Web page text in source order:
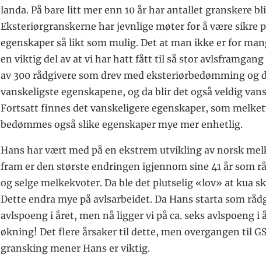
landa. På bare litt mer enn 10 år har antallet granskere
Eksteriørgranskerne har jevnlige møter for å være sikre
egenskaper så likt som mulig. Det at man ikke er for
en viktig del av at vi har hatt fått til så stor avlsframgang
av 300 rådgivere som drev med eksteriørbedømming og
vanskeligste egenskapene, og da blir det også veldig
Fortsatt finnes det vanskeligere egenskaper, som
bedømmes også slike egenskaper mye mer enhetlig.
Hans har vært med på en ekstrem utvikling av norsk
fram er den største endringen igjennom sine 41 år som
og selge melkekvoter. Da ble det plutselig «lov» at kua
Dette endra mye på avlsarbeidet. Da Hans starta som
avlspoeng i året, men nå ligger vi på ca. seks avlspoeng i
økning! Det flere årsaker til dette, men overgangen til
gransking mener Hans er viktig.